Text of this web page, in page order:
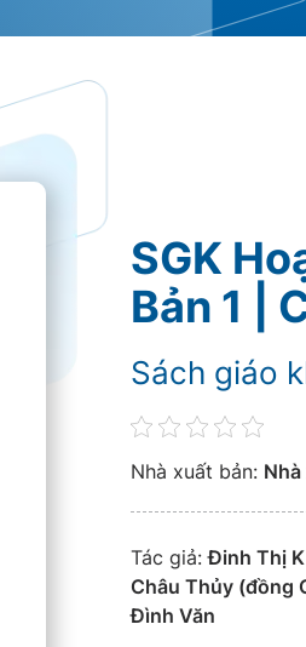
SGK
Bản 1 |
Sách giáo
Nhà xuất bản:
Tác giả:Đinh Thị
Châu Thủy (đồng
Đình Văn